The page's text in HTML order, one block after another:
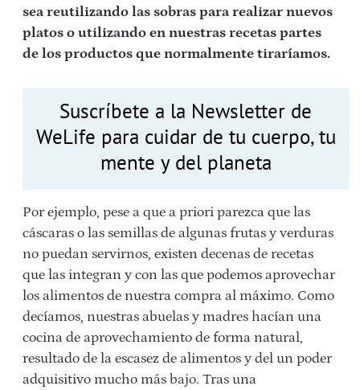
sea reutilizando las sobras para realizar nuevos
platos o utilizando en nuestras recetas partes
de los productos que normalmente tiraríamos.
Suscríbete a la Newsletter de
WeLife para cuidar de tu cuerpo, tu
mente y del planeta
Por ejemplo, pese a que a priori parezca que las
cáscaras o las semillas de algunas frutas y verduras
no puedan servirnos, existen decenas de recetas
que las integran y con las que podemos aprovechar
los alimentos de nuestra compra al máximo. Como
decíamos, nuestras abuelas y madres hacían una
cocina de aprovechamiento de forma natural,
resultado de la escasez de alimentos y del un poder
adquisitivo mucho más bajo. Tras una